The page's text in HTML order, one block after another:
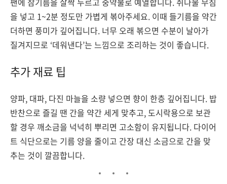
을 넣고 1~2분 정도만 가볍게 볶아주세요. 이때 들기름을 약간
더하면 풍미가 깊어집니다. 너무 오래 볶으면 수분이 날아가
질겨지므로 ‘데워낸다’는 느낌으로 조리하는 것이 좋습니다.
추가 재료 팁
양파, 대파, 다진 마늘을 소량 넣으면 향이 한층 깊어집니다. 밥
반찬으로 즐길 땐 간을 약간 세게 맞추고, 도시락용으로 보관
할 경우 깨소금을 넉넉히 뿌리면 고소함이 유지됩니다. 다이어
트 식단으로는 기름 양을 줄이고 간장 대신 소금으로 간을 맞
추는 것이 깔끔합니다.